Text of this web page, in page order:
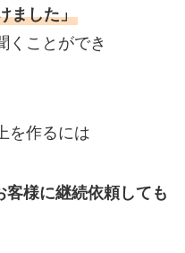
ました」
くことができ
を作るには
客様に継続依頼しても